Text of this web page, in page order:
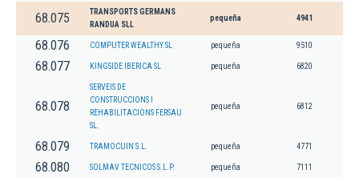
68.075
TRANSPORTS GERMANS
RANDUA SLL
pequeña 4941
68.076 COMPUTER WEALTHY SL pequeña 9510
68.077 KINGSIDE IBERICA SL pequeña 6820
68.078
SERVEIS DE
CONSTRUCCIONS I
REHABILITACIONS FERSAU
SL.
pequeña 6812
68.079 TRAMOCUIN S.L. pequeña 4771
68.080 SOLMAV TECNICOS S.L.P. pequeña 7111